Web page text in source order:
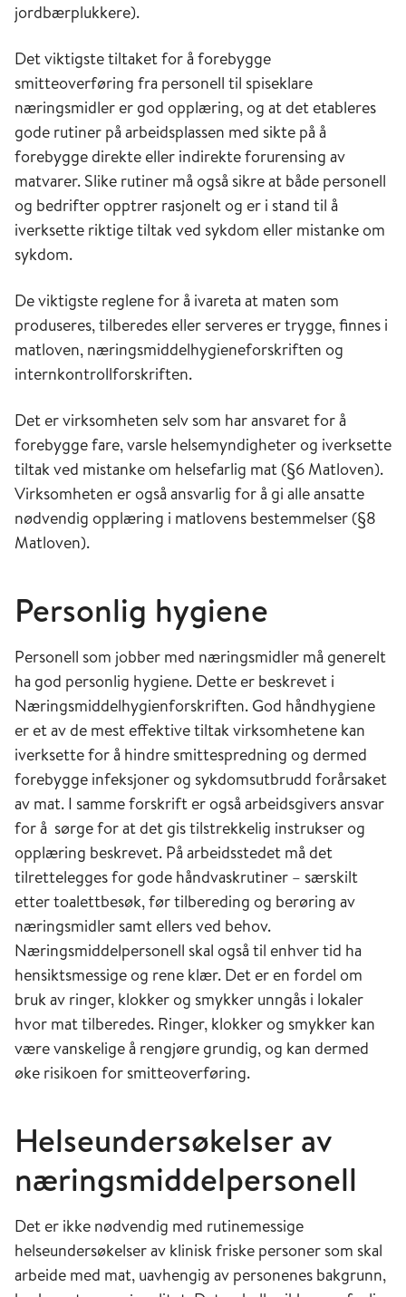
jordbærplukkere).
Det viktigste tiltaket for å forebygge
smitteoverføring fra personell til spiseklare
næringsmidler er god opplæring, og at det etableres
gode rutiner på arbeidsplassen med sikte på å
forebygge direkte eller indirekte forurensing av
matvarer. Slike rutiner må også sikre at både personell
og bedrifter opptrer rasjonelt og er i stand til å
iverksette riktigetiltak ved sykdom eller mistanke om
sykdom.
De viktigste reglenefor å ivareta at maten som
produseres, tilberedes eller serveres ertrygge,finnes i
matloven, næringsmiddelhygieneforskriften og
internkontrollforskriften.
Det er virksomheten selv som har ansvaret for å
forebygge fare, varsle helsemyndigheter og iverksette
tiltak ved mistanke om helsefarlig mat (§6 Matloven).
Virksomheten er også ansvarlig for å gi alle ansatte
nødvendig opplæring i matlovens bestemmelser (§8
Matloven).
Personlig hygiene
Personell som jobber med næringsmidler må generelt
ha god personlig hygiene. Dette er beskrevet i
Næringsmiddelhygienforskriften. God håndhygiene
er et av de mest effektive tiltak virksomhetene kan
iverksette for å hindre smittespredning og dermed
forebygge infeksjoner og sykdomsutbrudd forårsaket
av mat. I samme forskrift er ogsåarbeidsgivers ansvar
for å sørge for at det gis tilstrekkelig instrukser og
opplæring beskrevet. På arbeidsstedet må det
tilrettelegges for gode håndvaskrutiner – særskilt
etter toalettbesøk, før tilbereding og berøring av
næringsmidler samt ellers ved behov.
Næringsmiddelpersonell skal også til enhver tid ha
hensiktsmessige og rene klær. Det er en fordel om
bruk av ringer, klokker og smykker unngås i lokaler
hvor mat tilberedes. Ringer, klokker og smykker kan
være vanskelige å rengjøre grundig, og kan dermed
øke risikoen for smitteoverføring.
Helseundersøkelser av
næringsmiddelpersonell
Det er ikke nødvendig med rutinemessige
helseundersøkelser av klinisk friske personer som skal
arbeide med mat, uavhengig av personenes bakgrunn,